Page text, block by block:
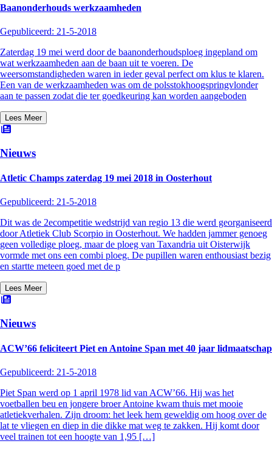
Baanonderhouds werkzaamheden
Gepubliceerd: 21-5-2018
Zaterdag 19 mei werd door de baanonderhoudsploeg ingepland om
wat werkzaamheden aan de baan uit te voeren. De
weersomstandigheden waren in ieder geval perfect om klus te klaren.
Een van de werkzaamheden was om de polsstokhoogspringvlonder
aan te passen zodat die ter goedkeuring kan worden aangeboden
Lees Meer
Nieuws
Atletic Champs zaterdag 19 mei 2018 in Oosterhout
Gepubliceerd: 21-5-2018
Dit was de 2ecompetitie wedstrijd van regio 13 die werd georganiseerd
door Atletiek Club Scorpio in Oosterhout. We hadden jammer genoeg
geen volledige ploeg, maar de ploeg van Taxandria uit Oisterwijk
vormde met ons een combi ploeg. De pupillen waren enthousiast bezig
en startte meteen goed met de p
Lees Meer
Nieuws
ACW’66 feliciteert Piet en Antoine Span met 40 jaar lidmaatschap
Gepubliceerd: 21-5-2018
Piet Span werd op 1 april 1978 lid van ACW’66. Hij was het
voetballen beu en jongere broer Antoine kwam thuis met mooie
atletiekverhalen. Zijn droom: het leek hem geweldig om hoog over de
lat te vliegen en diep in die dikke mat weg te zakken. Hij komt door
veel trainen tot een hoogte van 1,95 […]